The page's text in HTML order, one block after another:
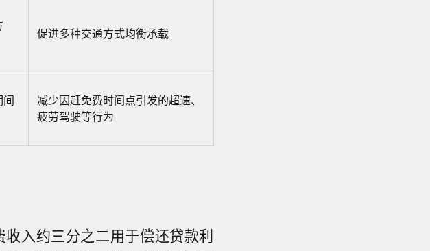
促进多种交通方式均衡承载
间
减少因赶免费时间点引发的超速、
疲劳驾驶等行为
入约三分之二用于偿还贷款利